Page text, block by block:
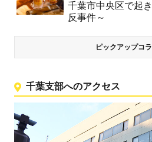
千葉市中央区で起
反事件～
ピックアップコ
千葉支部へのアクセス